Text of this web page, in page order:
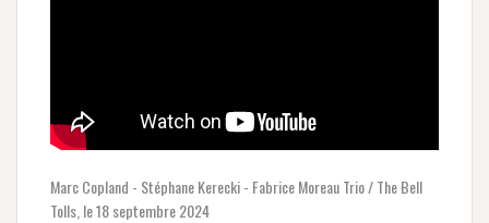
Marc Copland - Stéphane Kerecki - Fabrice Moreau Trio / The Bell
Tolls, le 18 septembre 2024